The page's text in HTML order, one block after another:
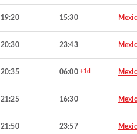
19:20 15:30
20:30 23:43
20:35 06:00 +1d
21:25 16:30
21:50 23:57